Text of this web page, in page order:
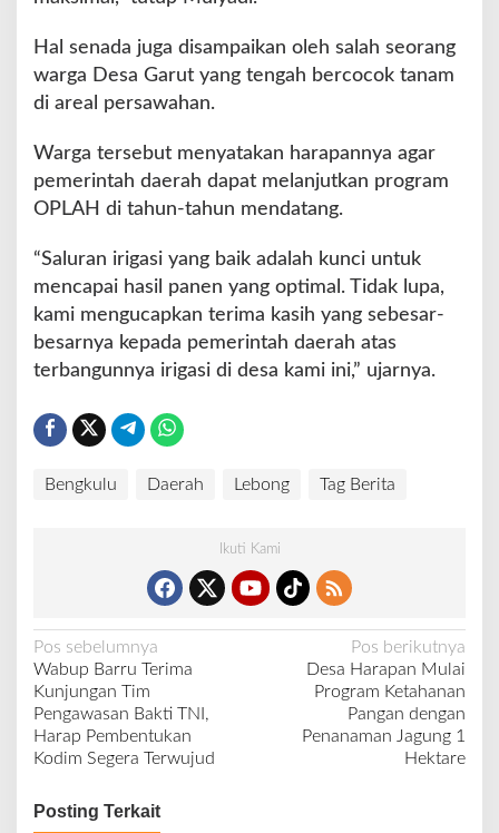
Hal senada juga disampaikan oleh salah seorang
warga Desa Garut yang tengah bercocok tanam
di areal persawahan.
Warga tersebut menyatakan harapannya agar
pemerintah daerah dapat melanjutkan program
OPLAH di tahun-tahun mendatang.
“Saluran irigasi yang baik adalah kunci untuk
mencapai hasil panen yang optimal. Tidak lupa,
kami mengucapkan terima kasih yang sebesar-
besarnya kepada pemerintah daerah atas
terbangunnya irigasi di desa kami ini,” ujarnya.
Bengkulu Daerah Lebong Tag Berita
Ikuti Kami
N
a
v
i
a
Pos sebelumnya
Wabup Barru Terima
Kunjungan Tim
Pengawasan Bakti TNI,
Harap Pembentukan
Kodim Segera Terwujud
Pos berikutnya
Desa Harapan Mulai
Program Ketahanan
Pangan dengan
Penanaman Jagung 1
Hektare
Posting Terkait